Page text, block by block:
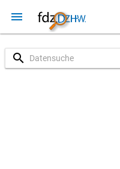
menu
search